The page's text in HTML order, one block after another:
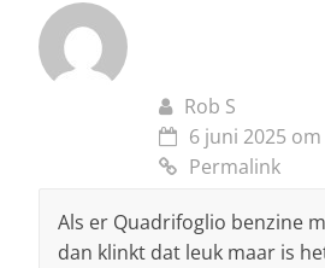
Rob S
6 juni 2025 om
Permalink
Als er Quadrifoglio benzine
dan klinkt dat leuk maar is